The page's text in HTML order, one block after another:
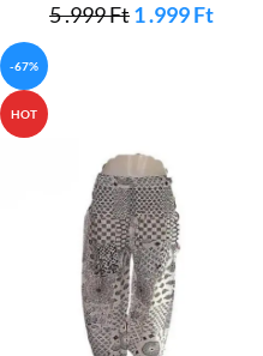
5 .999Ft1 .999Ft
-67%
HOT